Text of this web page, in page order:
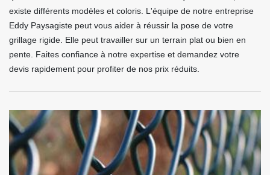
existe différents modèles et coloris. L'équipe de notre entreprise
Eddy Paysagiste peut vous aider à réussir la pose de votre
grillage rigide. Elle peut travailler sur un terrain plat ou bien en
pente. Faites confiance à notre expertise et demandez votre
devis rapidement pour profiter de nos prix réduits.